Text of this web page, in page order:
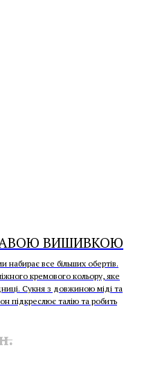
ВИШИВКОЮ
все більших обертів.
кремового кольору, яке
Сукня з довжиною міді та
підкреслює талію та робить